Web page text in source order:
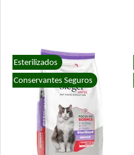
Esterilizados
Conservantes Seguros